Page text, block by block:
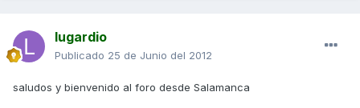
lugardio
Publicado 25 de Junio del 2012
saludos y bienvenido al foro desde Salamanca